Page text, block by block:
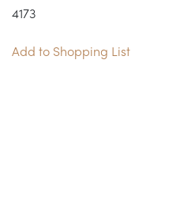
4173
Add to Shopping List